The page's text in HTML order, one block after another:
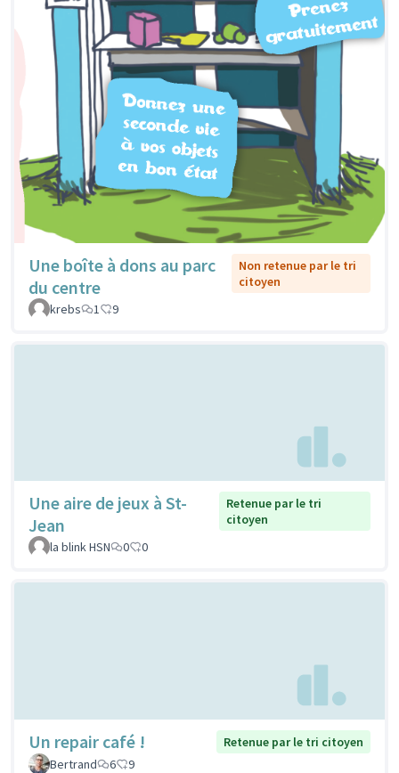
Une boîte à dons au parc
du centre
Non retenue par le tri
citoyen
krebs
1 9
Une aire de jeux à St-
Jean
Retenue par le tri
citoyen
la blink HSN
0 0
Un repair café !
Retenue par le tri citoyen
Bertrand
6 9